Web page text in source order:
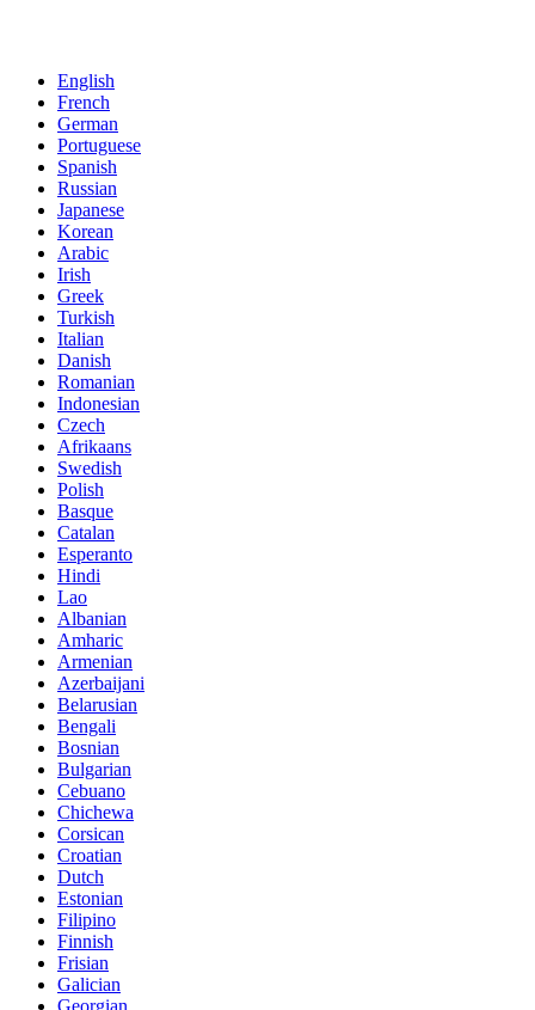
English
French
German
Portuguese
Spanish
Russian
Japanese
Korean
Arabic
Irish
Greek
Turkish
Italian
Danish
Romanian
Indonesian
Czech
Afrikaans
Swedish
Polish
Basque
Catalan
Esperanto
Hindi
Lao
Albanian
Amharic
Armenian
Azerbaijani
Belarusian
Bengali
Bosnian
Bulgarian
Cebuano
Chichewa
Corsican
Croatian
Dutch
Estonian
Filipino
Finnish
Frisian
Galician
Georgian